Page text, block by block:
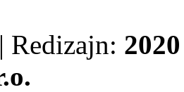
| Redizajn: 2020